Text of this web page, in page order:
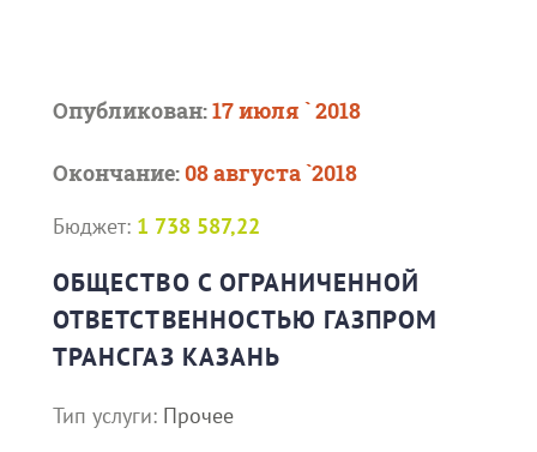
Опубликован:17 июля ` 2018
Окончание:08 августа `2018
Бюджет: 1 738 587,22
ОБЩЕСТВО С ОГРАНИЧЕННОЙ
ОТВЕТСТВЕННОСТЬЮ ГАЗПРОМ
ТРАНСГАЗ КАЗАНЬ
Тип услуги: Прочее